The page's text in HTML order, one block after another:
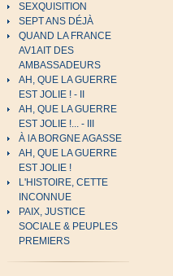
SEXQUISITION
SEPT ANS DÉJÀ
QUAND LA FRANCE
AV1AIT DES
AMBASSADEURS
AH, QUE LA GUERRE
EST JOLIE ! - II
AH, QUE LA GUERRE
EST JOLIE !... - III
À lA BORGNE AGASSE
AH, QUE LA GUERRE
EST JOLIE !
L'HISTOIRE, CETTE
INCONNUE
PAIX, JUSTICE
SOCIALE & PEUPLES
PREMIERS